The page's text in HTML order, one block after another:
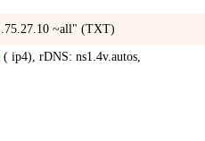
~all" (TXT)
( ip4), rDNS: ns1.4v.autos,